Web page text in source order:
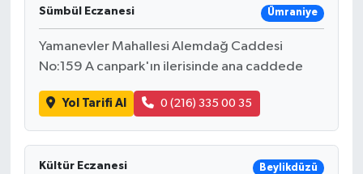
Sümbül Eczanesi Ümraniye
Yamanevler Mahallesi Alemdağ Caddesi
No:159 A canpark'ın ilerisinde ana caddede
Yol Tarifi Al 0 (216) 335 00 35
Kültür Eczanesi Beylikdüzü
İLÇE HABERLERİ
KÜLTÜR-SANAT
KSÜ